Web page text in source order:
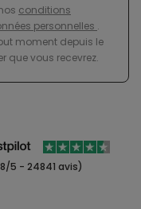
conditions
personnelles .
moment depuis le
que vous recevrez.
5 - 24841 avis)